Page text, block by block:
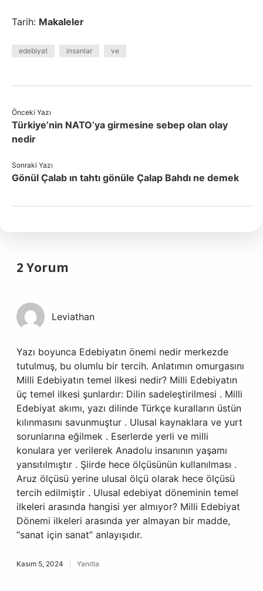
Tarih: Makaleler
edebiyat insanlar ve
Önceki Yazı
Türkiye’nin NATO’ya girmesine sebep olan olay
nedir
Sonraki Yazı
Gönül Çalab ın tahtı gönüle Çalap Bahdı ne demek
2 Yorum
Leviathan
Yazı boyunca Edebiyatın önemi nedir merkezde
tutulmuş, bu olumlu bir tercih. Anlatımın omurgasını
Milli Edebiyatın temel ilkesi nedir? Milli Edebiyatın
üç temel ilkesi şunlardır: Dilin sadeleştirilmesi . Milli
Edebiyat akımı, yazı dilinde Türkçe kuralların üstün
kılınmasını savunmuştur . Ulusal kaynaklara ve yurt
sorunlarına eğilmek . Eserlerde yerli ve milli
konulara yer verilerek Anadolu insanının yaşamı
yansıtılmıştır . Şiirde hece ölçüsünün kullanılması .
Aruz ölçüsü yerine ulusal ölçü olarak hece ölçüsü
tercih edilmiştir . Ulusal edebiyat döneminin temel
ilkeleri arasında hangisi yer almıyor? Milli Edebiyat
Dönemi ilkeleri arasında yer almayan bir madde,
“sanat için sanat” anlayışıdır.
Kasım 5, 2024 Yanıtla